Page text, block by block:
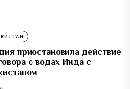
приостановила действие
о водах Инда с